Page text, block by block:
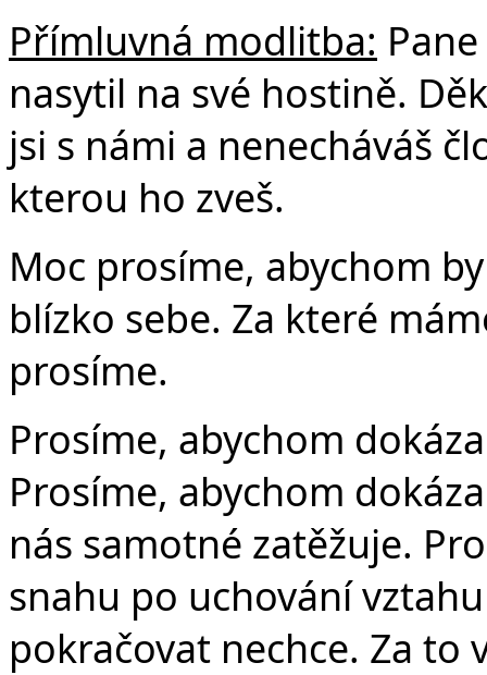
Přímluvná modlitba:
nasytil na své hostině.
jsi s námi a nenecháváš
kterou ho zveš.
Moc prosíme, abychom
blízko sebe. Za které
prosíme.
Prosíme, abychom
Prosíme, abychom
nás samotné zatěžuje.
snahu po uchování
pokračovat nechce. Za to